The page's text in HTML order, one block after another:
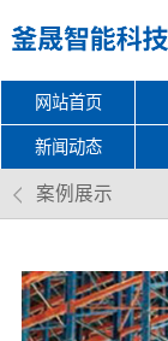
网站首页
新闻动态
案例展示